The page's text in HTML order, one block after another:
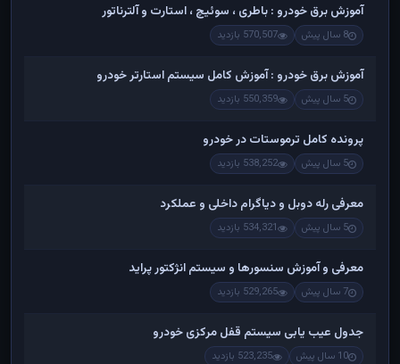
آموزش برق خودرو : باطری ، سوئیچ ، استارت و آلترناتور
8 سال پیش 570,507 بازدید
آموزش برق خودرو : آموزش کامل سیستم استارتر خودرو
5 سال پیش 550,359 بازدید
پرونده کامل ترموستات در خودرو
5 سال پیش 538,252 بازدید
معرفی رله دوبل و دیاگرام داخلی و عملکرد
5 سال پیش 534,321 بازدید
معرفی و آموزش سنسورها و سیستم انژکتور پراید
7 سال پیش 529,265 بازدید
جدول عیب یابی سیستم قفل مرکزی خودرو
10 سال پیش 523,235 بازدید